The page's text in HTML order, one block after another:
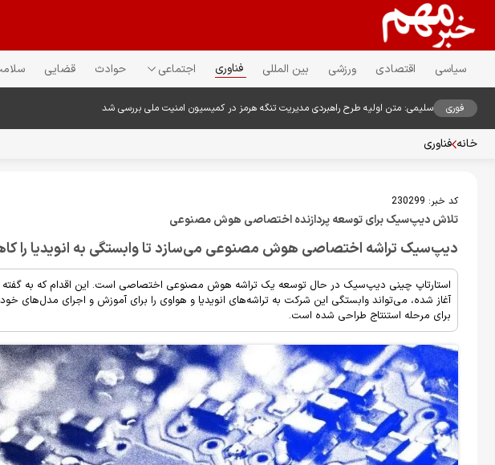
سیاسی اقتصادی ورزشی بین المللی فناوری اجتماعی حوادث قضایی
فوری سلیمی: متن اولیه طرح راهبردی مدیریت تنگه هرمز در کمیسیون امنیت ملی بررسی شد
خانه فناوری
کد خبر: 230299
تلاش دیپ‌سیک برای توسعه پردازنده اختصاصی هوش مصنوعی
دیپ‌سیک تراشه اختصاصی هوش مصنوعی می‌سازد تا وابستگی به انویدیا را
استارتاپ چینی دیپ‌سیک در حال توسعه یک تراشه هوش مصنوعی اختصاصی است. این اقدام که به گفته
آغاز شده، می‌تواند وابستگی این شرکت به تراشه‌های انویدیا و هواوی را برای آموزش و اجرای مدل‌های
برای مرحله استنتاج طراحی شده است.